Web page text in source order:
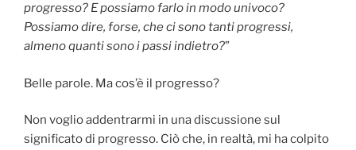
progresso? E possiamo farlo in modo univoco?
Possiamo dire, forse, che ci sono tanti progressi,
almeno quanti sono i passi indietro?”
Belle parole. Ma cos’è il progresso?
Non voglio addentrarmi in una discussione sul
significato di progresso. Ciò che, in realtà, mi ha colpito